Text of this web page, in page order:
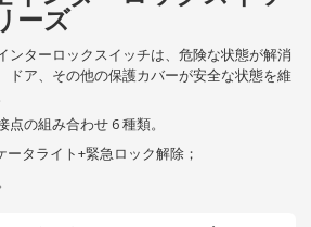
ーズ
ンターロックスイッチは、危険な状態が解消
ドア、その他の保護カバーが安全な状態を維
の組み合わせ 6 種類。
タライト+緊急ロック解除；